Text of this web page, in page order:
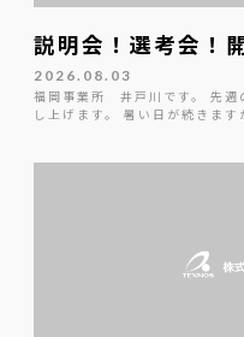
説明会！選考会！
2026.08.03
福岡事業所 井戸川です。 先週
し上げます。 暑い日が続きま